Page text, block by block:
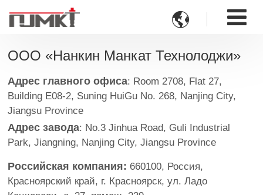

ООО «Нанкин Манкат Технолоджи»
Адрес главного офиса: Room 2708, Flat 27,
Building E08-2, Suning HuiGu No. 268, Nanjing City,
Jiangsu Province
Адрес завода: No.3 Jinhua Road, Guli Industrial
Park, Jiangning, Nanjing City, Jiangsu Province
Российская компания: 660100, Россия,
Красноярский край, г. Красноярск, ул. Ладо